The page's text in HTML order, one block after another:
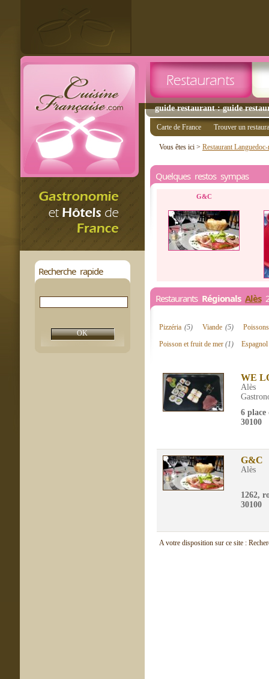
guide restaurant : guide
Recherche rapide
Carte de France Trouver un
Vous êtes ici > Restaurant
Quelques restos sympas
G&C
Restaurants Régionals Alès2
Pizzéria(5) Viande(5)
Poisson et fruit de mer (1)
WE
Alès
6 place
30100
G&C
Alès
1262,
30100
A votre disposition sur ce site :